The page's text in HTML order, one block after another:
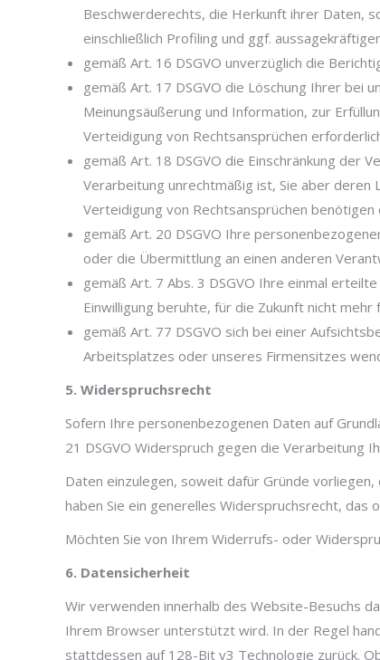
Beschwerderechts, die Herkunft ihrer Daten,
einschließlich Profiling und ggf.
gemäß Art. 16 DSGVO unverzüglich die
gemäß Art. 17 DSGVO die Löschung Ihrer bei
Meinungsäußerung und Information, zur
Verteidigung von Rechtsansprüchen
gemäß Art. 18 DSGVO die Einschränkung
Verarbeitung unrechtmäßig ist, Sie aber deren
Verteidigung von Rechtsansprüchen
gemäß Art. 20 DSGVO Ihre
oder die Übermittlung an einen anderen
gemäß Art. 7 Abs. 3 DSGVO Ihre einmal
Einwilligung beruhte, für die Zukunft nicht
gemäß Art. 77 DSGVO sich bei einer
Arbeitsplatzes oder unseres Firmensitzes
5. Widerspruchsrecht
Sofern Ihre personenbezogenen Daten auf
21 DSGVO Widerspruch gegen die Verarbeitung
Daten einzulegen, soweit dafür Gründe
haben Sie ein generelles Widerspruchsrecht, das
Möchten Sie von Ihrem Widerrufs- oder
6. Datensicherheit
Wir verwenden innerhalb des Website-Besuchs
Ihrem Browser unterstützt wird. In der Regel
stattdessen auf 128-Bit v3 Technologie zurück.